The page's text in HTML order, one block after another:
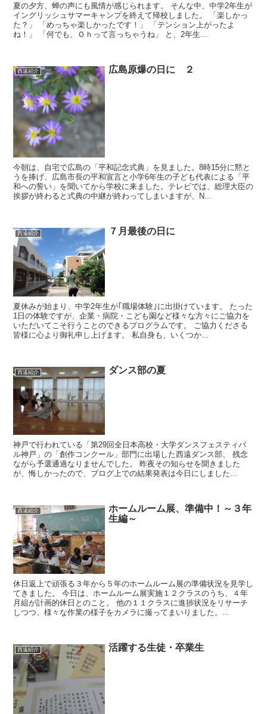
夏の夕方、蝉の声にも風情が感じられます。 そんな中、中学2年生が
イングリッシュサマーキャンプを終えて帰校しました。 「楽しかっ
た？」 「めっちゃ楽しかったです！」 「テンション上がったよ
ね！」 「何でも、Ｏｈって言っちゃうね」 と、2年生...
西遠紹介 広島原爆の日に ２
今朝は、自宅で広島の「平和記念式典」を見ました。8時15分に黙と
うを捧げ、広島市長の平和宣言と小学6年生の子ども代表による「平
和への誓い」を聞いてから学校に来ました。テレビでは、総理大臣の
挨拶が終わると式典の中継が終わってしまいますが、N...
西遠紹介 ７月最後の日に
夏休みが始まり、中学2年生が｢職場体験｣に出掛けています。 たった
1日の体験ですが、企業・病院・こども園など様々な方々にご協力を
いただいてこそ行うことのできるプログラムです。 ご協力くださる
皆様に心より御礼申し上げます。 私自身も、いくつか...
西遠紹介 ダンス部の夏
神戸で行われている「第29回全日本高校・大学ダンスフェスティバ
ル神戸」の「創作コンクール」部門に出場した西遠ダンス部、 残念
ながら予選通過なりませんでした。 昨夜その知らせを聞きました
が、悔しかったので、ブログ上での結果発表は今日にしました...
西遠紹介
ホームルーム展、準備中！～３年
生編～
休日返上で頑張る３年から５年のホームルーム展の準備状況を見学し
てきました。 今日は、ホームルーム展実施１２クラスのうち、４年
月組が計画的休日とのこと。 他の１１クラスに進捗状況をリサーチ
しつつ、様々な作業の様子をカメラに撮ってまいりました。...
西遠紹介 活躍する生徒・卒業生